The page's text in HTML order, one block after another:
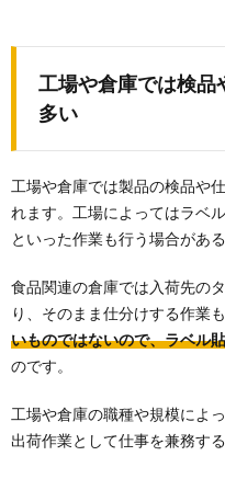
工場や倉庫では検品
多い
工場や倉庫では製品の検品や
れます。工場によってはラベ
といった作業も行う場合がある
食品関連の倉庫では入荷先の
り、そのまま仕分けする作業も
いものではないので、ラベル
のです。
工場や倉庫の職種や規模によ
出荷作業として仕事を兼務す